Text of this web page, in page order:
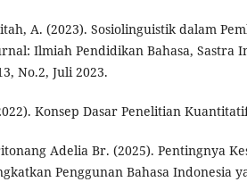
A. (2023). Sosiolinguistik dalam
Ilmiah Pendidikan Bahasa, Sastra
No.2, Juli 2023.
Konsep Dasar Penelitian
Adelia Br. (2025). Pentingnya
Penggunan Bahasa Indonesia